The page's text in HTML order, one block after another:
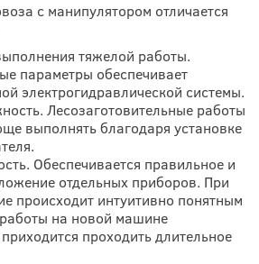
с манипулятором отличается
тяжелой работы.
параметры обеспечивает
электрогидравлической системы.
Лесозаготовительные работы
выполнять благодаря установке
Обеспечивается правильное и
отдельных приборов. При
происходит интуитивно понятным
на новой машине
проходить длительное